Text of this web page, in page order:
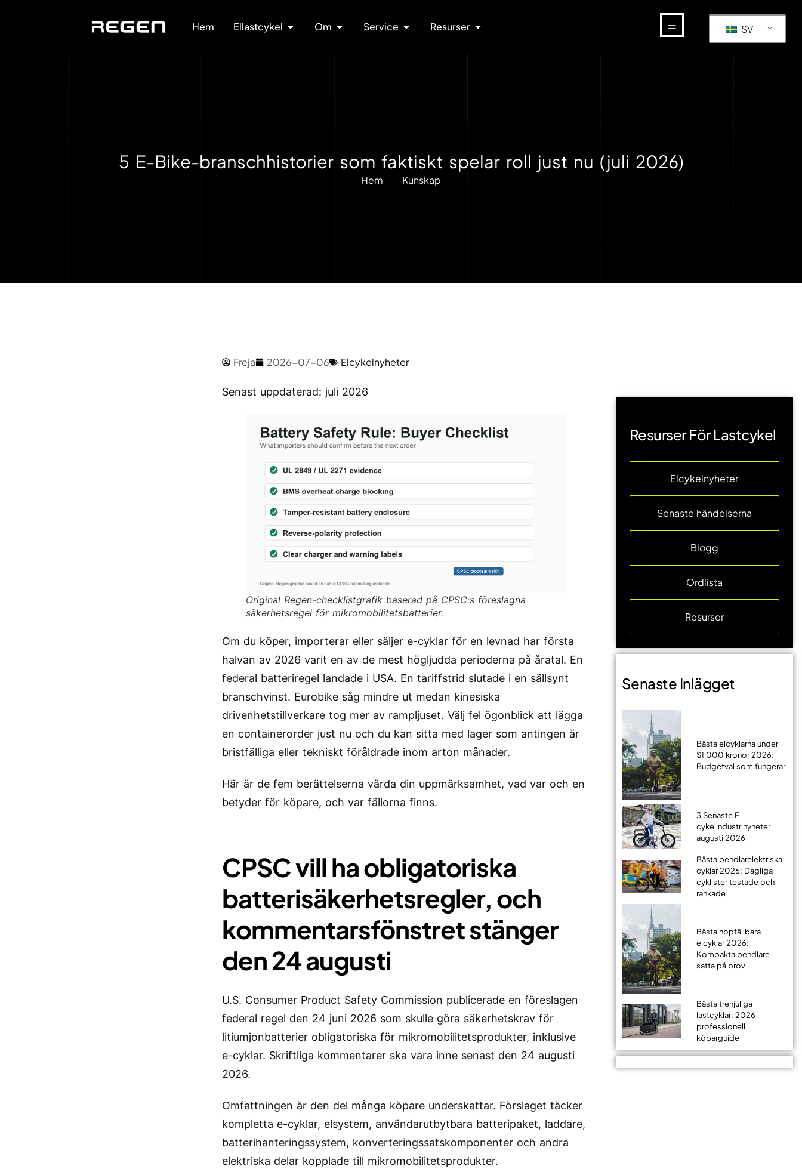
Hem Ellastcykel Om Service Resurser SV
5 E-Bike-branschhistorier som faktiskt spelar roll just nu (juli 2026)
Hem Kunskap
Freja 2026-07-06 Elcykelnyheter
Senast uppdaterad: juli 2026
Original Regen-checklistgrafik baserad på CPSC:s föreslagna
säkerhetsregel för mikromobilitetsbatterier.
Om du köper, importerar eller säljer e-cyklar för en levnad har första
halvan av 2026 varit en av de mest högljudda perioderna på åratal. En
federal batteriregel landade i USA. En tariffstrid slutade i en sällsynt
branschvinst. Eurobike såg mindre ut medan kinesiska
drivenhetstillverkare tog mer av rampljuset. Välj fel ögonblick att lägga
en containerorder just nu och du kan sitta med lager som antingen är
bristfälliga eller tekniskt föråldrade inom arton månader.
Här är de fem berättelserna värda din uppmärksamhet, vad var och en
betyder för köpare, och var fällorna finns.
CPSC vill ha obligatoriska
batterisäkerhetsregler, och
kommentarsfönstret stänger
den 24 augusti
U.S. Consumer Product Safety Commission publicerade en föreslagen
federal regel den 24 juni 2026 som skulle göra säkerhetskrav för
litiumjonbatterier obligatoriska för mikromobilitetsprodukter, inklusive
e-cyklar. Skriftliga kommentarer ska vara inne senast den 24 augusti
2026.
Omfattningen är den del många köpare underskattar. Förslaget täcker
kompletta e-cyklar, elsystem, användarutbytbara batteripaket, laddare,
batterihanteringssystem, konverteringssatskomponenter och andra
elektriska delar kopplade till mikromobilitetsprodukter.
Resurser För Lastcykel
Elcykelnyheter
Senaste händelserna
Blogg
Ordlista
Resurser
Senaste Inlägget
Bästa elcyklarna under
$1 000 kronor 2026:
Budgetval som fungerar
3 Senaste E-
cykelindustrinyheter i
augusti 2026
Bästa pendlarelektriska
cyklar 2026: Dagliga
cyklister testade och
rankade
Bästa hopfällbara
elcyklar 2026:
Kompakta pendlare
satta på prov
Bästa trehjuliga
lastcyklar: 2026
professionell
köparguide